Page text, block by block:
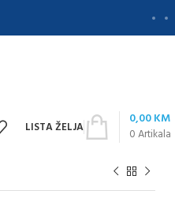
LISTA ŽELJA 0Artikala
0,00KM